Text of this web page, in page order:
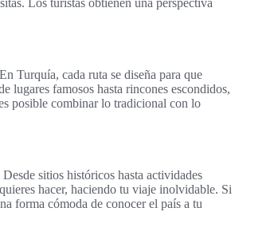
Los turistas obtienen una perspectiva
Turquía, cada ruta se diseña para que
lugares famosos hasta rincones escondidos,
posible combinar lo tradicional con lo
sitios históricos hasta actividades
hacer, haciendo tu viaje inolvidable. Si
forma cómoda de conocer el país a tu